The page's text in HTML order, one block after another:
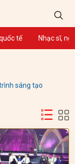
tế Nhạc sĩ,
sáng tạo